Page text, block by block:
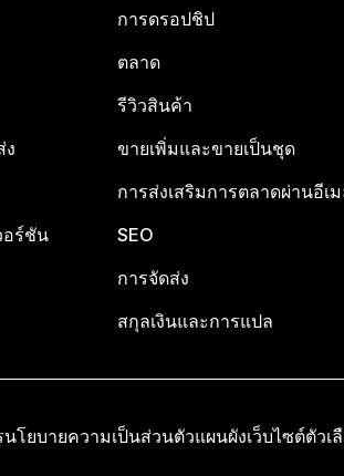
ง
อร์ชัน
การดรอปชิป
ตลาด
รีวิวสินค้า
ขายเพิ่มและขายเป็นชุด
การส่งเสริมการตลาดผ่านอีเ
SEO
การจัดส่ง
สกุลเงินและการแปล
นโยบายความเป็นส่วนตัวแผนผังเว็บไซต์ตัวเ